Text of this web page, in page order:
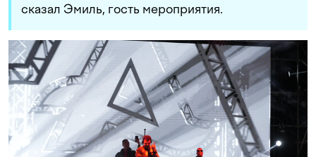
сказал Эмиль, гость мероприятия.